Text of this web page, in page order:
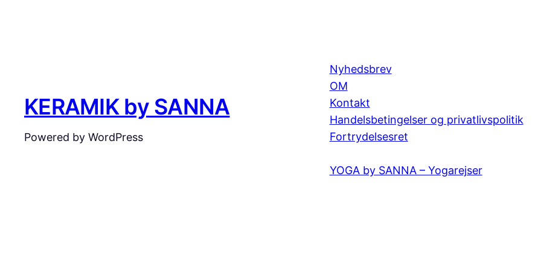
KERAMIK by SANNA
Powered by WordPress
Nyhedsbrev
OM
Kontakt
Handelsbetingelser og privatlivspolitik
Fortrydelsesret
YOGA by SANNA – Yogarejser